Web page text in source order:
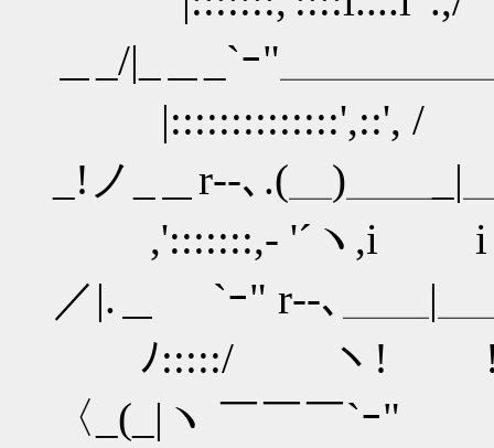
＿_/|_＿_`ｰ"＿＿＿＿
|::::::::::::::',::',
_!ノ_＿r‐-､.(＿)＿＿_|
,':::::::,- '´ヽ
／|.＿ `ｰ" r‐-､＿＿|＿
ﾉ:::::/ ヽ!
〈_(_|ヽ